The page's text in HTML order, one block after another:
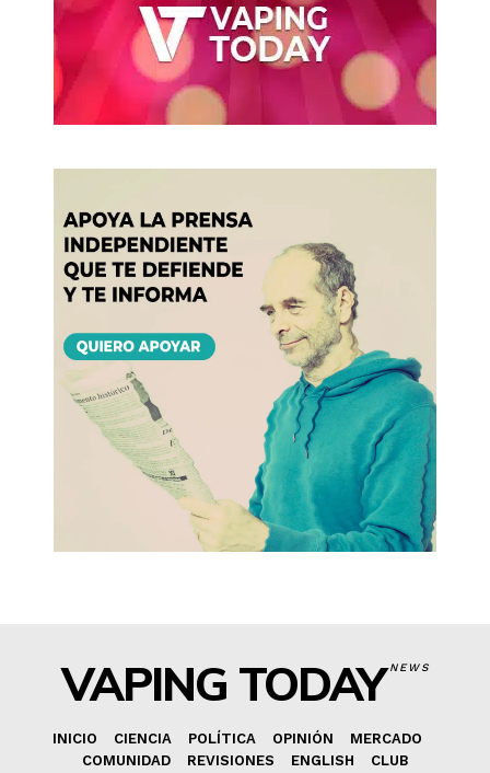
VAPING TODAYNEWS
INICIO CIENCIA POLÍTICA OPINIÓN
MERCADO
COMUNIDAD
REVISIONES ENGLISH CLUB